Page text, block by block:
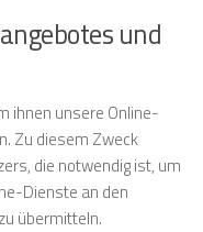
und
ihnen unsere Online-
Zu diesem Zweck
die notwendig ist, um
Dienste an den
übermitteln.